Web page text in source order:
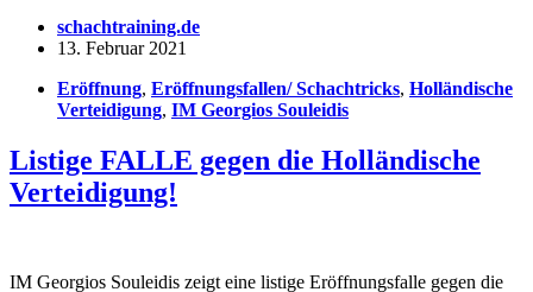
schachtraining.de
13. Februar 2021
Eröffnung, Eröffnungsfallen/ Schachtricks, Holländische
Verteidigung, IM Georgios Souleidis
Listige FALLE gegen die Holländische
Verteidigung!
IM Georgios Souleidis zeigt eine listige Eröffnungsfalle gegen die